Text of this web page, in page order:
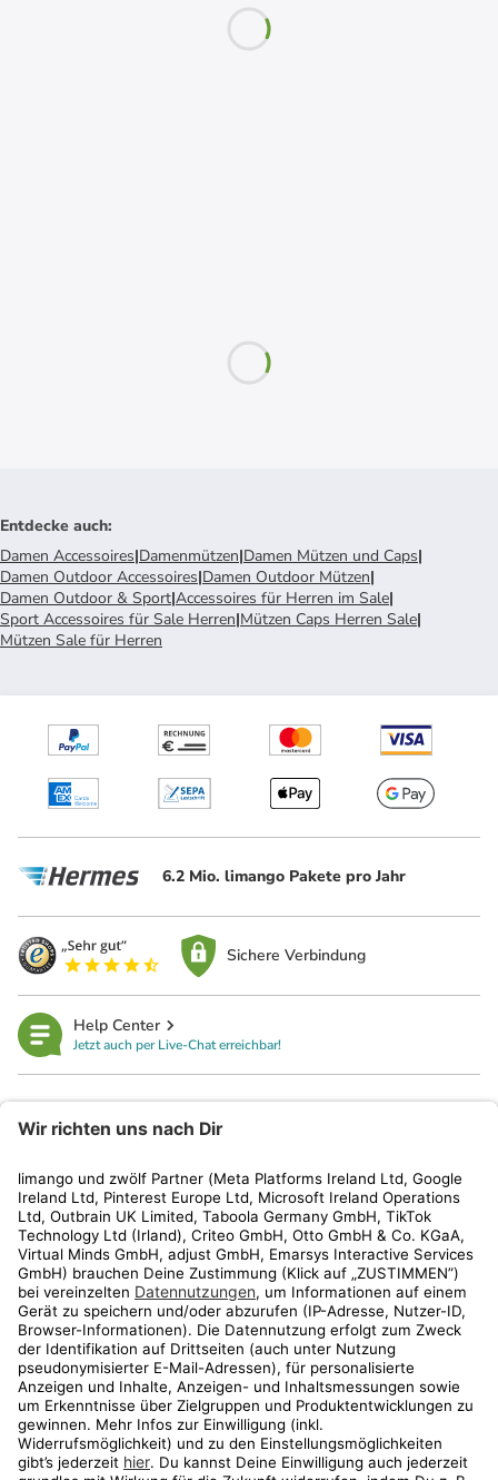
Entdecke auch:
Damen Accessoires|Damenmützen|Damen Mützen und Caps|
Damen Outdoor Accessoires|Damen Outdoor Mützen|
Damen Outdoor & Sport|Accessoires für Herren im Sale|
Sport Accessoires für Sale Herren|Mützen Caps Herren Sale|
Mützen Sale für Herren
6.2 Mio. limango Pakete pro Jahr
Sichere Verbindung
Help Center
Jetzt auch per Live-Chat erreichbar!
Kundenservice
Shop
Aktionen
Travel